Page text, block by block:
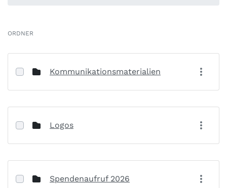
ORDNER
Kommunikationsmaterialien
Logos
Spendenaufruf 2026